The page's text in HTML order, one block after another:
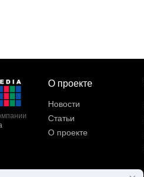
О проекте
Новости
Статьи
О проекте